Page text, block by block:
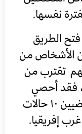
نفسها.
الطريق
الأشخاص من
تقترب من
فقد أحصي
المشروع على مدار العامين الماضيين ١٠ حالات
إفريقيا.